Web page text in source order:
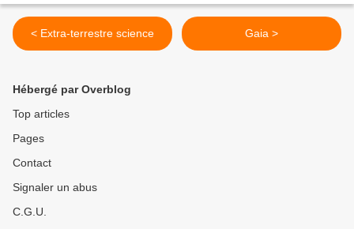
< Extra-terrestre science Gaia >
Hébergé par Overblog
Top articles
Pages
Contact
Signaler un abus
C.G.U.